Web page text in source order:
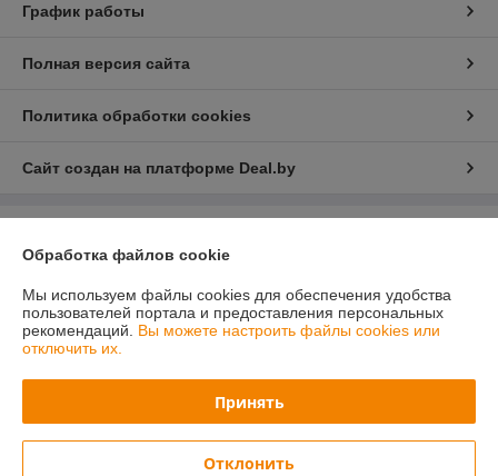
График работы
Полная версия сайта
Политика обработки cookies
Сайт создан на платформе Deal.by
«ПринтВайб»
ул. Макаёнка, д.12Г, пом.257, г.Минск
Регистрационный номер ЕГР: 193879557
Регистрационный орган: Минский горисполком
Дата регистрации компании: 13.06.2025
Обработка файлов cookie
Мы используем файлы cookies для обеспечения удобства
пользователей портала и предоставления персональных
рекомендаций. Вы можете настроить файлы cookies или
отключить их.
Принять
Отклонить